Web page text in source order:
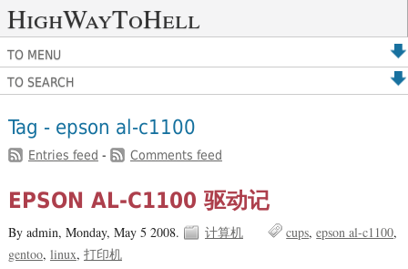
HighWayToHell
TO MENU
TO SEARCH
Tag - epson al-c1100
Entries feed - Comments feed
EPSON AL-C1100 驱动记
By admin, Monday, May 5 2008. 计算机 cups epson al-c1100
gentoo linux 打印机